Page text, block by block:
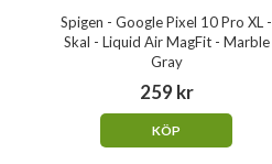
Spigen - Google Pixel 10 Pro XL -
Skal - Liquid Air MagFit - Marble
Gray
259 kr
KÖP